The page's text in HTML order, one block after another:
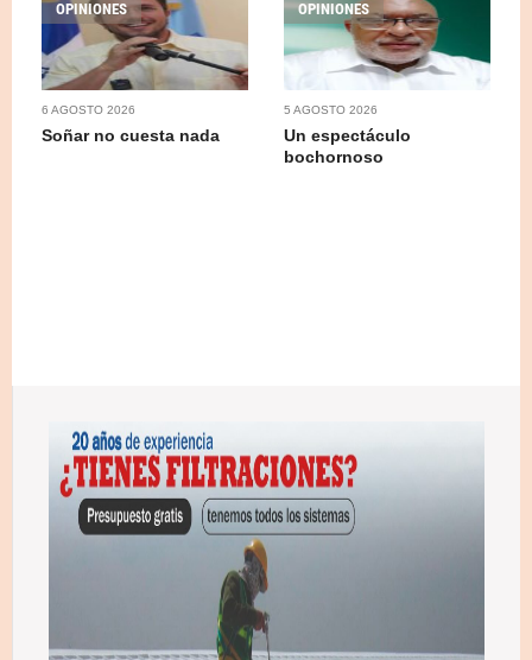
OPINIONES
6 AGOSTO 2026
Soñar no cuesta nada
OPINIONES
5 AGOSTO 2026
Un espectáculo
bochornoso